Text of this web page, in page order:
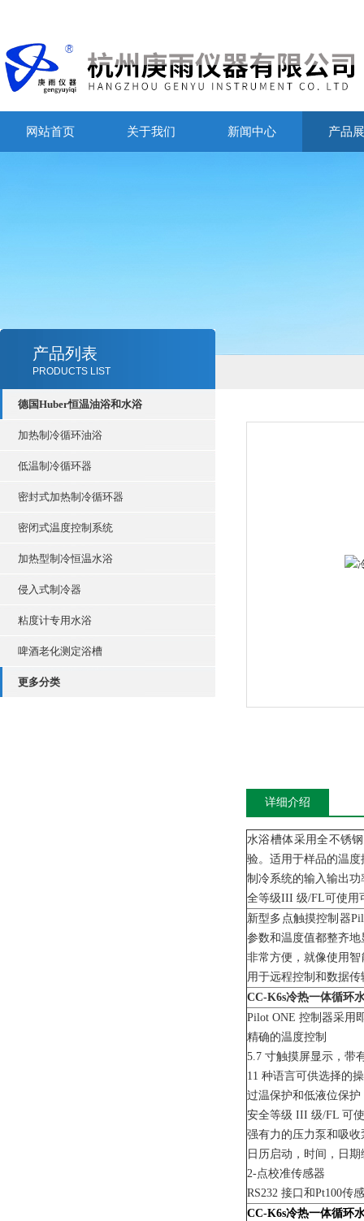
网站首页 关于我们 新闻中心 产品
产品列表
PRODUCTS LIST
德国Huber恒温油浴和水浴
加热制冷循环油浴
低温制冷循环器
密封式加热制冷循环器
密闭式温度控制系统
加热型制冷恒温水浴
侵入式制冷器
粘度计专用水浴
啤酒老化测定浴槽
更多分类
详细介绍
水浴槽体采用全不锈
验。适用于样品的温
制冷系统的输入输出
全等级III 级/FL可使用
新型多点触摸控制器
参数和温度值都整齐
非常方便，就像使用
用于远程控制和数据传
CC-K6s冷热一体循环
Pilot ONE 控制器采用
精确的温度控制
5.7 寸触摸屏显示，带
11 种语言可供选择的
过温保护和低液位保
安全等级 III 级/FL 可
强有力的压力泵和吸
日历启动，时间，日
2-点校准传感器
RS232 接口和Pt100传
CC-K6s冷热一体循环